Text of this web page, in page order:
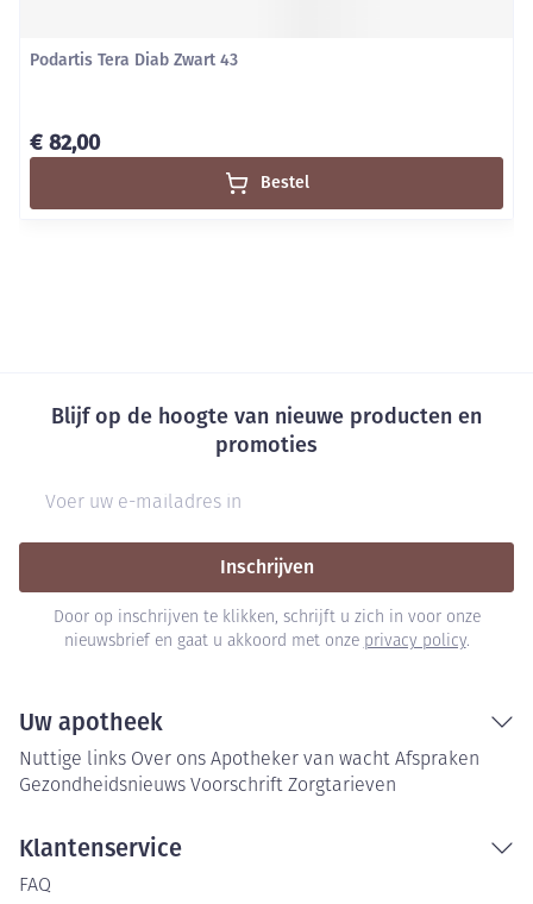
Podartis Tera Diab Zwart 43
€ 82,00
Bestel
Blijf op de hoogte van nieuwe producten en
promoties
Inschrijven
Door op inschrijven te klikken, schrijft u zich in voor onze
nieuwsbrief en gaat u akkoord met onze privacy policy.
Uw apotheek
Nuttige links Over ons Apotheker van wacht Afspraken
Gezondheidsnieuws Voorschrift Zorgtarieven
Klantenservice
FAQ